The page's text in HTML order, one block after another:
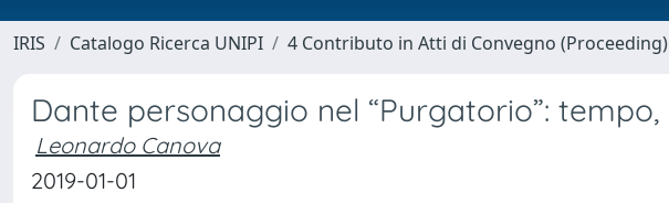
IRIS Catalogo Ricerca UNIPI 4 Contributo in Atti di Convegno (Proceeding)
Dante personaggio nel “Purgatorio”:
Leonardo Canova
2019-01-01